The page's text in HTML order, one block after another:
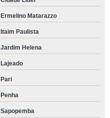
Ermelino Matarazzo
Itaim Paulista
Jardim Helena
Lajeado
Pari
Penha
Sapopemba